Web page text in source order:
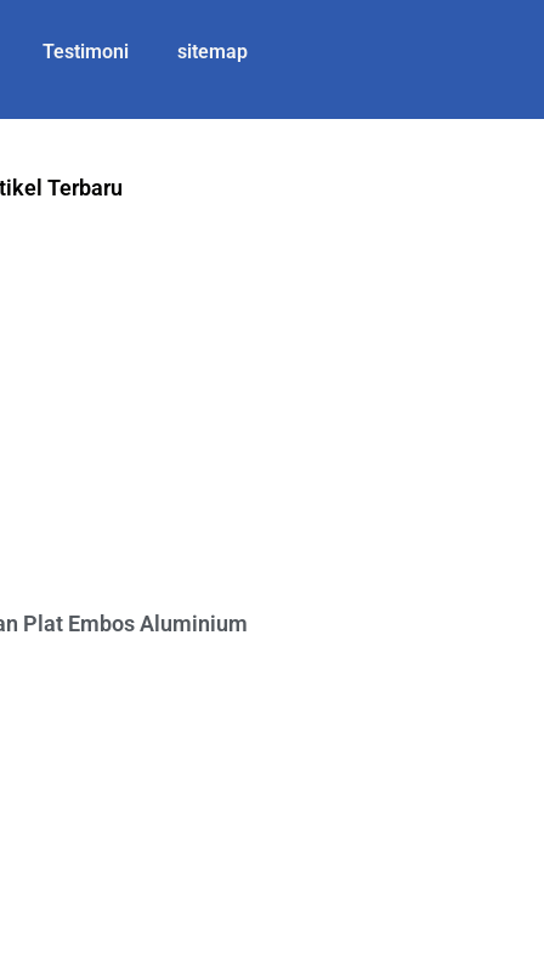
Testimoni sitemap
Terbaru
Plat Embos Aluminium